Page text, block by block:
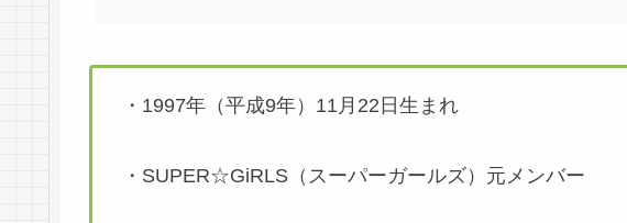
・1997年（平成9年）11月22日生まれ
・SUPER☆GiRLS（スーパーガールズ）元メンバー